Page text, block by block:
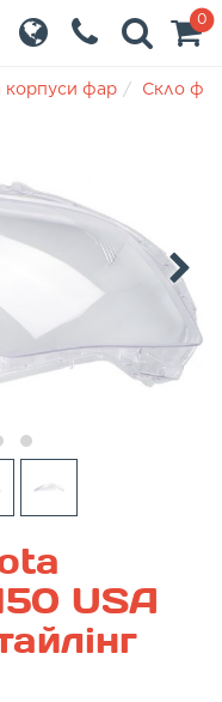
0
корпуси фар Скло
USA